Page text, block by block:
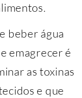
beber água
emagrecer é
as toxinas
e que